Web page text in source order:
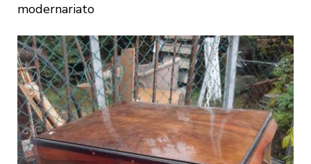
modernariato